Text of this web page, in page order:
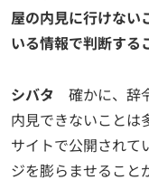
屋の内見に行けない
いる情報で判断する
シバタ 確かに、辞
内見できないことは
サイトで公開されて
ジを膨らませること